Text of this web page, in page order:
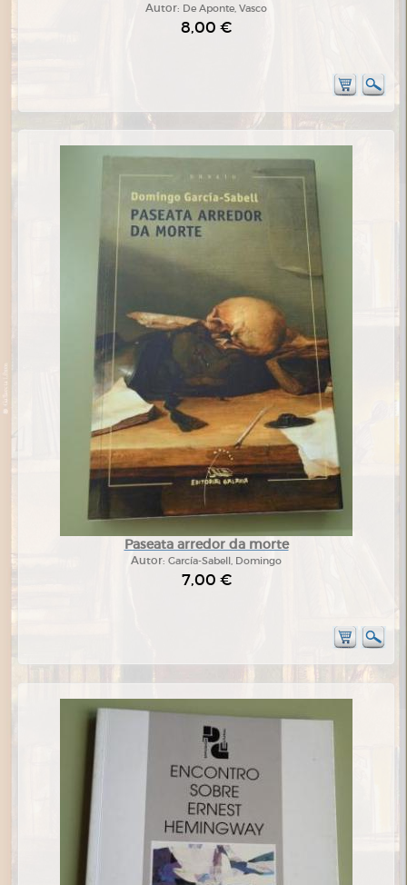
Autor: De Aponte, Vasco
8,00 €
Paseata arredor da morte
Autor: García-Sabell, Domingo
7,00 €